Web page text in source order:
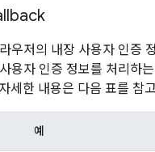
우저의 내장 사용자 인증
용자 인증 정보를 처리하
세한 내용은 다음 표를 참
예